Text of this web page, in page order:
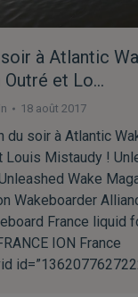
à Atlantic
et Lo…
18 août 2017
du soir à Atlantic
Louis Mistaudy !
Wake
Wakeboarder
France liquid
ION France